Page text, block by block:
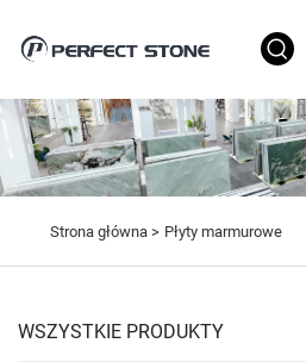
Strona główna > Płyty marmurowe
WSZYSTKIE PRODUKTY